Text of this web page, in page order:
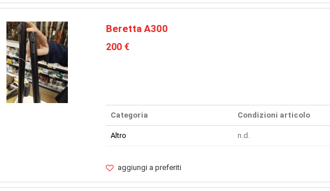
Beretta A300
200 €
Categoria Condizioni articolo
Altro n.d.
aggiungi a preferiti